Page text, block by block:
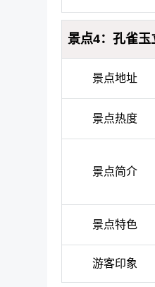
景点4：孔雀玉
景点地址
景点热度
景点简介
景点特色
游客印象